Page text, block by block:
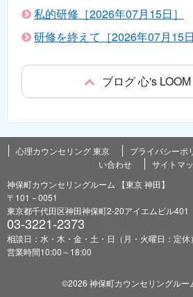
私的研修［2026年07月15日］
研修を終えて［2026年07月15日
ブログ 心's
心理カウンセリング 東京 プライバシーポ
い合わせ
サイトマ
神保町カウンセリングルーム 【東京 神田】
〒101－0051
東京都千代田区神田神保町2-20アイエムビル401
03-3221-2373
相談日：水・木・金・土・日（月・火曜日：定休）
営業時間10:00～18:00
©2026 神保町カウンセリングルー